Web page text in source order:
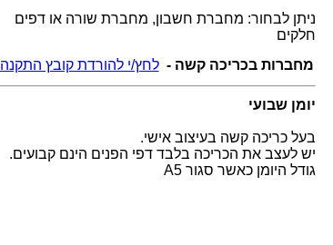
ניתן לבחור: מחברת חשבון, מחברת שורה או דפים
חלקים
מחברות בכריכה קשה - לחץ/י להורדת קובץ התקנה
יומן שבועי
בעל כריכה קשה בעיצוב אישי.
יש לעצב את הכריכה בלבד דפי הפנים הינם קבועים.
גודל היומן כאשר סגור A5